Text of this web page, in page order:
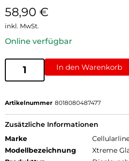
58,90 €
inkl. MwSt.
Online verfügbar
In den Warenkorb
Artikelnummer 8018080487477
Zusätzliche Informationen
Marke
Modellbezeichnung
Xtreme